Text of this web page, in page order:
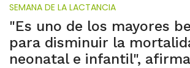
SEMANA DE LA LACTANCIA
"Es uno de los mayores
para disminuir la
neonatal e infantil",